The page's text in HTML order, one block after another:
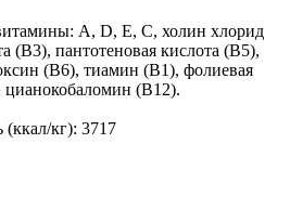
А, D, Е, С, холин хлорид
(В3), пантотеновая кислота (В5),
(В6), тиамин (В1), фолиевая
(В12).
(ккал/кг): 3717